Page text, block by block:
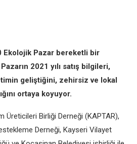
Ekolojik Pazar bereketli bir
2021 yılı satış bilgileri,
geliştiğini, zehirsiz ve lokal
ortaya koyuyor.
Üreticileri Birliği Derneği (KAPTAR),
Derneği, Kayseri Vilayet